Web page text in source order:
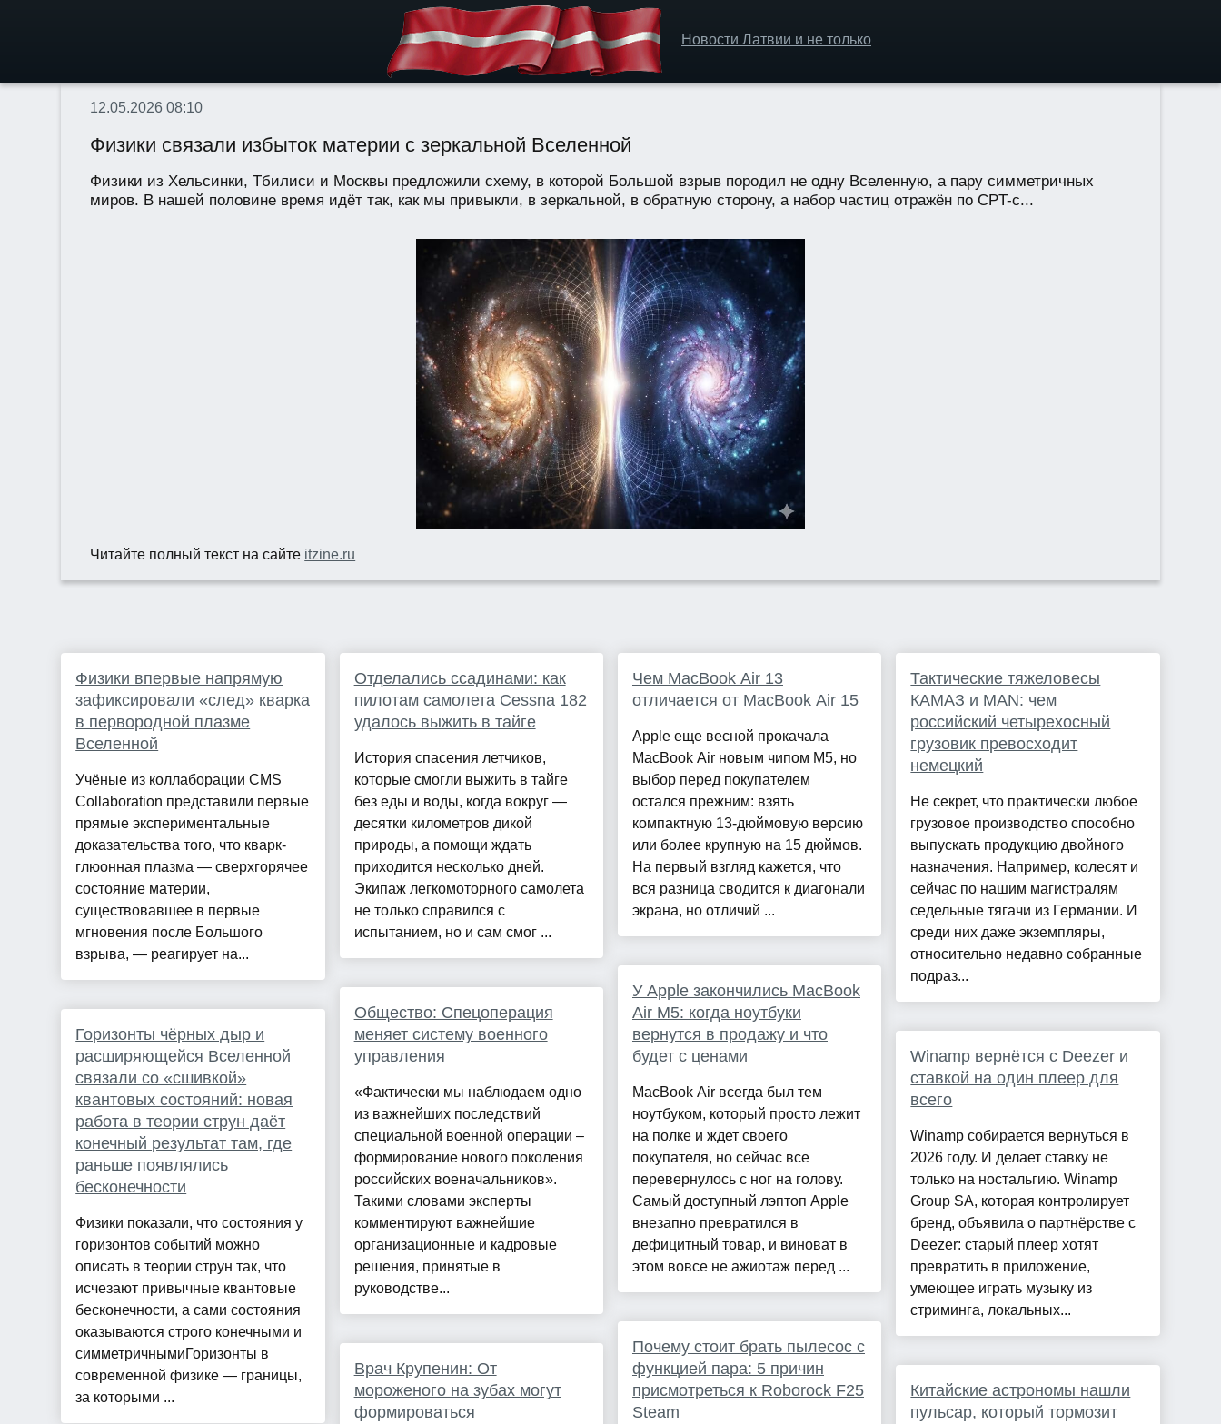
Новости Латвии и не только
12.05.2026 08:10
Физики связали избыток материи с зеркальной Вселенной
Физики из Хельсинки, Тбилиси и Москвы предложили схему, в которой Большой взрыв породил не одну Вселенную, а пару симметричных
миров. В нашей половине время идёт так, как мы привыкли, в зеркальной, в обратную сторону, а набор частиц отражён по CPT-с...
Читайте полный текст на сайте itzine.ru
Физики впервые напрямую
зафиксировали «след» кварка
в первородной плазме
Вселенной
Учёные из коллаборации CMS
Collaboration представили первые
прямые экспериментальные
доказательства того, что кварк-
глюонная плазма — сверхгорячее
состояние материи,
существовавшее в первые
мгновения после Большого
взрыва, — реагирует на...
Горизонты чёрных дыр и
расширяющейся Вселенной
связали со «сшивкой»
квантовых состояний: новая
работа в теории струн даёт
конечный результат там, где
раньше появлялись
бесконечности
Физики показали, что состояния у
горизонтов событий можно
описать в теории струн так, что
исчезают привычные квантовые
бесконечности, а сами состояния
оказываются строго конечными и
симметричнымиГоризонты в
современной физике — границы,
за которыми ...
Отделались ссадинами: как
пилотам самолета Cessna 182
удалось выжить в тайге
История спасения летчиков,
которые смогли выжить в тайге
без еды и воды, когда вокруг —
десятки километров дикой
природы, а помощи ждать
приходится несколько дней.
Экипаж легкомоторного самолета
не только справился с
испытанием, но и сам смог ...
Общество: Спецоперация
меняет систему военного
управления
«Фактически мы наблюдаем одно
из важнейших последствий
специальной военной операции –
формирование нового поколения
российских военачальников».
Такими словами эксперты
комментируют важнейшие
организационные и кадровые
решения, принятые в
руководстве...
Врач Крупенин: От
мороженого на зубах могут
формироваться
Чем MacBook Air 13
отличается от MacBook Air 15
Apple еще весной прокачала
MacBook Air новым чипом M5, но
выбор перед покупателем
остался прежним: взять
компактную 13-дюймовую версию
или более крупную на 15 дюймов.
На первый взгляд кажется, что
вся разница сводится к диагонали
экрана, но отличий ...
У Apple закончились MacBook
Air M5: когда ноутбуки
вернутся в продажу и что
будет с ценами
MacBook Air всегда был тем
ноутбуком, который просто лежит
на полке и ждет своего
покупателя, но сейчас все
перевернулось с ног на голову.
Самый доступный лэптоп Apple
внезапно превратился в
дефицитный товар, и виноват в
этом вовсе не ажиотаж перед ...
Почему стоит брать пылесос с
функцией пара: 5 причин
присмотреться к Roborock F25
Steam
Тактические тяжеловесы
КАМАЗ и МАN: чем
российский четырехосный
грузовик превосходит
немецкий
Не секрет, что практически любое
грузовое производство способно
выпускать продукцию двойного
назначения. Например, колесят и
сейчас по нашим магистралям
седельные тягачи из Германии. И
среди них даже экземпляры,
относительно недавно собранные
подраз...
Winamp вернётся с Deezer и
ставкой на один плеер для
всего
Winamp собирается вернуться в
2026 году. И делает ставку не
только на ностальгию. Winamp
Group SA, которая контролирует
бренд, объявила о партнёрстве с
Deezer: старый плеер хотят
превратить в приложение,
умеющее играть музыку из
стриминга, локальных...
Китайские астрономы нашли
пульсар, который тормозит